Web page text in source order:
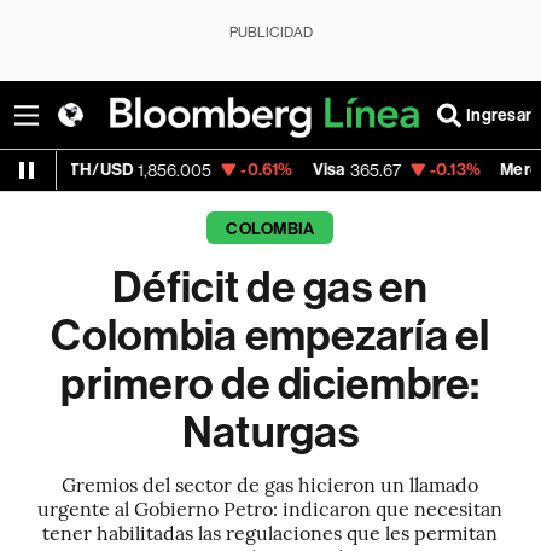
PUBLICIDAD
Ingresar
1,856.005 -0.61% Visa 365.67 -0.13% MercadoLibre
COLOMBIA
Déficit de gas en
Colombia empezaría el
primero de diciembre:
Naturgas
Gremios del sector de gas hicieron un llamado
urgente al Gobierno Petro: indicaron que necesitan
tener habilitadas las regulaciones que les permitan